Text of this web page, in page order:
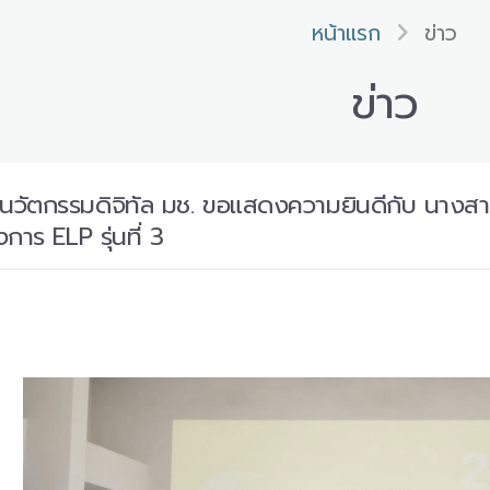
หน้าแรก ข่าว
ข่าว
วัตกรรมดิจิทัล มช. ขอแสดงความยินดีกับ นางส
การ ELP รุ่นที่ 3